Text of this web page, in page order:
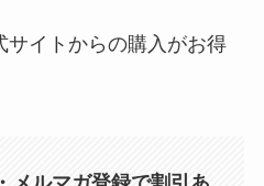
サイトからの購入がお得